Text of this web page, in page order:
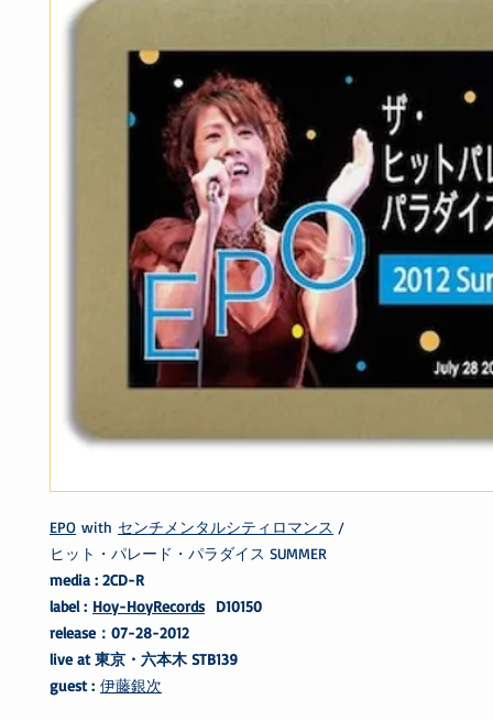
EPO with センチメンタルシティロマンス /
ヒット・パレード・パラダイス SUMMER
media : 2CD-R
label : Hoy-HoyRecords D10150
release：07-28-2012
live at 東京・六本木 STB139
guest : 伊藤銀次